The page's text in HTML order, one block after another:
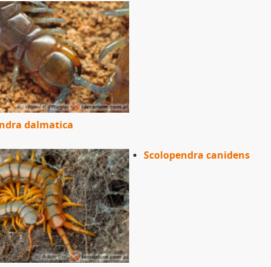
dalmatica
Scolopendra canidens